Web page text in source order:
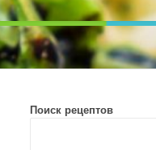
ПЕЧИ.
Поиск рецептов